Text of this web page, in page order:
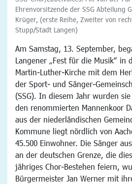
Ehrenvorsitzende der SSG Abteilung
Krüger, (erste Reihe, Zweiter von
Stupp/Stadt Langen)
Am Samstag, 13. September,
Langener „Fest für die Musik“ in
Martin-Luther-Kirche mit dem
der Sport- und Sänger-
(SSG). In diesem Jahr wurden
den renommierten Mannenkoor
aus der niederländischen
Kommune liegt nördlich von
45.500 Einwohner. Die Sänger
an der deutschen Grenze, die
jähriges Chor-Bestehen feiern,
Bürgermeister Jan Werner mit